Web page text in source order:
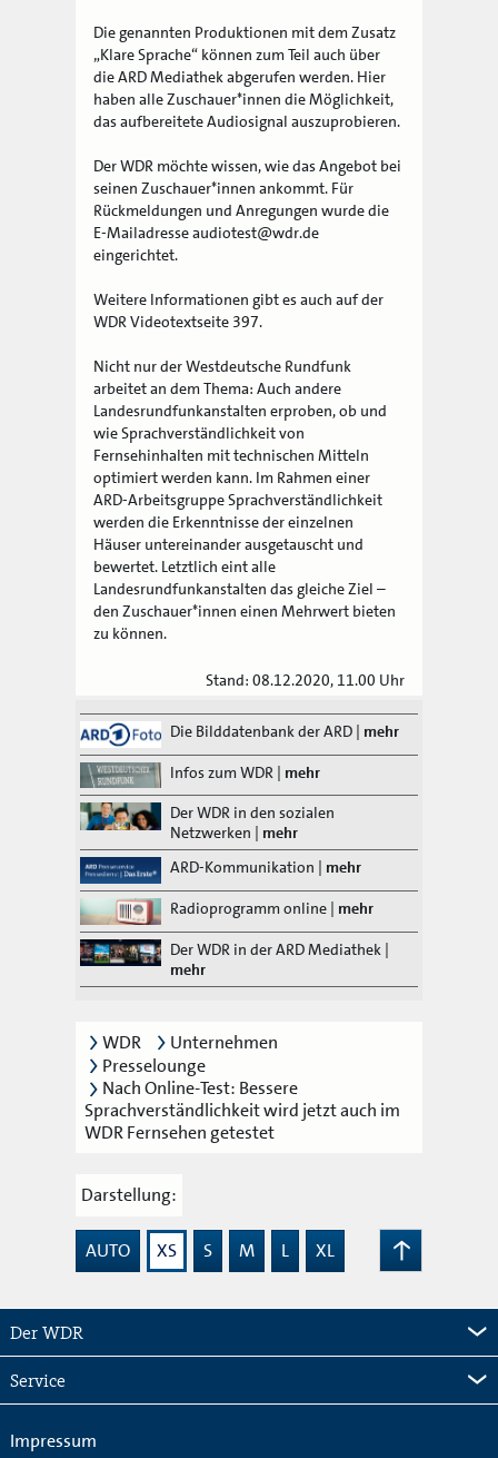
Die genannten Produktionen mit dem Zusatz
„Klare Sprache“ können zum Teil auch über
die ARD Mediathek abgerufen werden. Hier
haben alle Zuschauer*innen die Möglichkeit,
das aufbereitete Audiosignal auszuprobieren.
Der WDR möchte wissen, wie das Angebot bei
seinen Zuschauer*innen ankommt. Für
Rückmeldungen und Anregungen wurde die
E-Mailadresse audiotest@wdr.de
eingerichtet.
Weitere Informationen gibt es auch auf der
WDR Videotextseite 397.
Nicht nur der Westdeutsche Rundfunk
arbeitet an dem Thema: Auch andere
Landesrundfunkanstalten erproben, ob und
wie Sprachverständlichkeit von
Fernsehinhalten mit technischen Mitteln
optimiert werden kann. Im Rahmen einer
ARD-Arbeitsgruppe Sprachverständlichkeit
werden die Erkenntnisse der einzelnen
Häuser untereinander ausgetauscht und
bewertet. Letztlich eint alle
Landesrundfunkanstalten das gleiche Ziel –
den Zuschauer*innen einen Mehrwert bieten
zu können.
Stand: 08.12.2020, 11.00 Uhr
Die Bilddatenbank der ARD | mehr
Infos zum WDR | mehr
Der WDR in den sozialen
Netzwerken | mehr
ARD-Kommunikation | mehr
Radioprogramm online | mehr
Der WDR in der ARD Mediathek |
mehr
WDR
Unternehmen
Presselounge
Nach Online-Test: Bessere
Sprachverständlichkeit wird jetzt auch im
WDR Fernsehen getestet
Darstellung:
AUTO XS S M L
XL
Zum
Der WDR
Service
Impressum